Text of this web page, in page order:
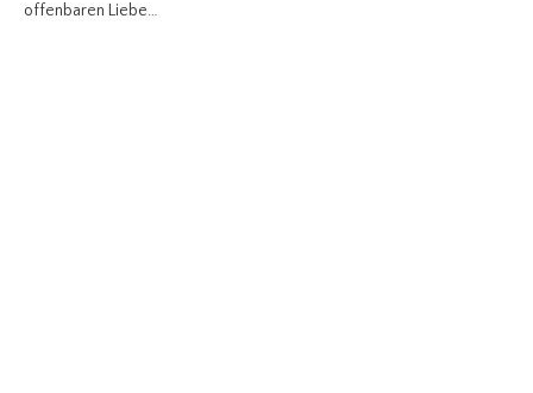
offenbaren Liebe…